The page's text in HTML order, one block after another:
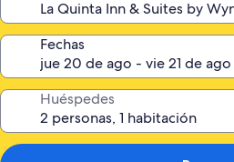
Fechas
Huéspedes